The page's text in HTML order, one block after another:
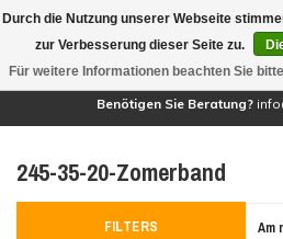
Benötigen Sie Beratung?
245-35-20-Zomerband
FILTERS Am
Durch die Nutzung unserer Webseite
zur Verbesserung dieser Seite zu.
Für weitere Informationen beachten Sie